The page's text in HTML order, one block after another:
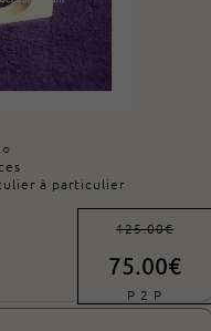
à particulier
125.00€
75.00€
P 2 P